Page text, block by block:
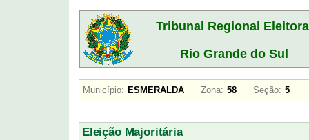
Tribunal Regional
Rio Grande do Sul
Município: ESMERALDA Zona: 58 Seção: 5
Eleição Majoritária